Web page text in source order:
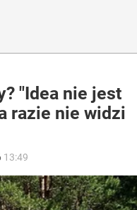
"Idea nie jest
razie nie widzi
13:49